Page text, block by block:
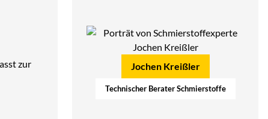
zur
Jochen Kreißler
Technischer Berater Schmierstoffe